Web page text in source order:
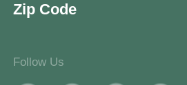
Zip Code
Follow Us